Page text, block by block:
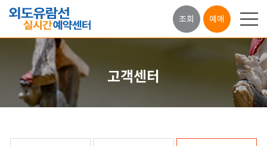
조회 예매
고객센터